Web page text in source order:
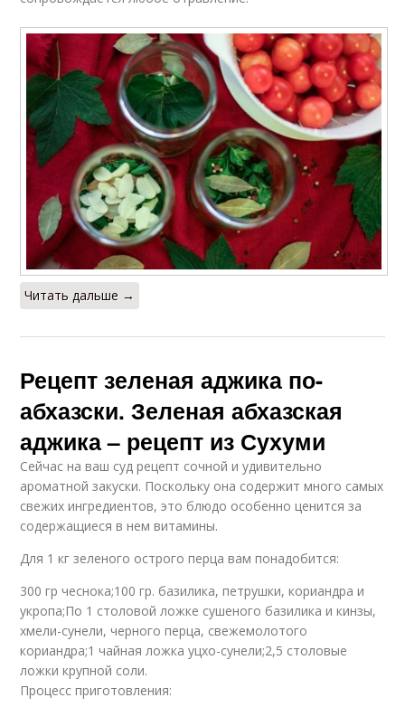
Читать дальше →
Рецепт зеленая аджика по-
абхазски. Зеленая абхазская
аджика – рецепт из Сухуми
Сейчас на ваш суд рецепт сочной и удивительно
ароматной закуски. Поскольку она содержит много самых
свежих ингредиентов, это блюдо особенно ценится за
содержащиеся в нем витамины.
Для 1 кг зеленого острого перца вам понадобится:
300 гр чеснока;100 гр. базилика, петрушки, кориандра и
укропа;По 1 столовой ложке сушеного базилика и кинзы,
хмели-сунели, черного перца, свежемолотого
кориандра;1 чайная ложка уцхо-сунели;2,5 столовые
ложки крупной соли.
Процесс приготовления: